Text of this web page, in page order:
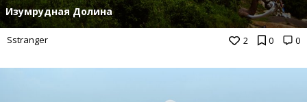
2 0 0
Изумрудная Долина
Sstranger